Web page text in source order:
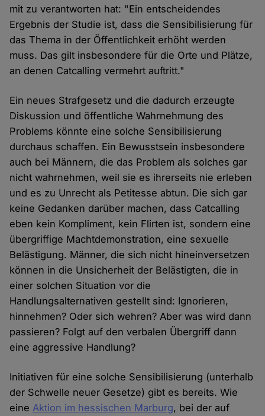
mit zu verantworten hat: "Ein entscheidendes
Ergebnis der Studie ist, dass die Sensibilisierung für
das Thema in der Öffentlichkeit erhöht werden
muss. Das gilt insbesondere für die Orte und Plätze,
an denen Catcalling vermehrt auftritt."
Ein neues Strafgesetz und die dadurch erzeugte
Diskussion und öffentliche Wahrnehmung des
Problems könnte eine solche Sensibilisierung
durchaus schaffen. Ein Bewusstsein insbesondere
auch bei Männern, die das Problem als solches gar
nicht wahrnehmen, weil sie es ihrerseits nie erleben
und es zu Unrecht als Petitesse abtun. Die sich gar
keine Gedanken darüber machen, dass Catcalling
eben kein Kompliment, kein Flirten ist, sondern eine
übergriffige Machtdemonstration, eine sexuelle
Belästigung. Männer, die sich nicht hineinversetzen
können in die Unsicherheit der Belästigten, die in
einer solchen Situation vor die
Handlungsalternativen gestellt sind: Ignorieren,
hinnehmen? Oder sich wehren? Aber was wird dann
passieren? Folgt auf den verbalen Übergriff dann
eine aggressive Handlung?
Initiativen für eine solche Sensibilisierung (unterhalb
der Schwelle neuer Gesetze) gibt es bereits. Wie
eine Aktion im hessischen Marburg, bei der auf